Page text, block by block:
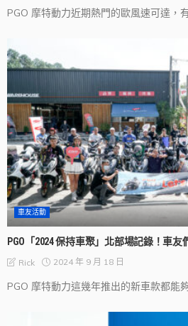
PGO 摩特動力近期熱門的歐風速可達，
車友活動
PGO「2024 保持車聚」北部場記錄！車友
Rick 2024 年 9 月 18 日
PGO 摩特動力這幾年推出的新車款都能